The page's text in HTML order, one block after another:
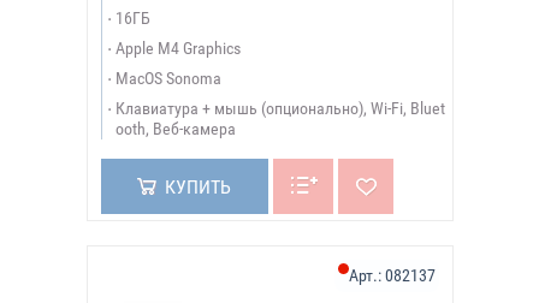
16ГБ
Apple M4 Graphics
MacOS Sonoma
Клавиатура + мышь (опционально), Wi-Fi, Bluet
ooth, Веб-камера
КУПИТЬ
Арт.:082137